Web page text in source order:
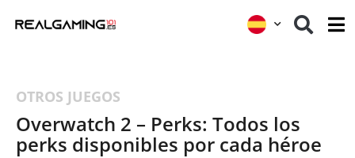
OTROS JUEGOS
Overwatch 2 – Perks: Todos los
perks disponibles por cada héroe